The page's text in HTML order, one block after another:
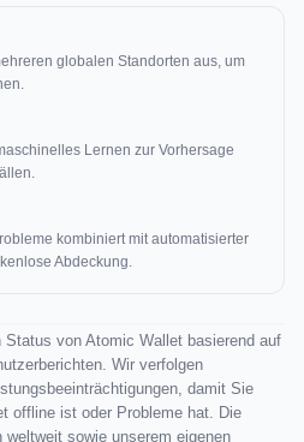
globalen Standorten aus, um
Lernen zur Vorhersage
kombiniert mit automatisierter
Abdeckung.
von Atomic Wallet basierend auf
Wir verfolgen
damit Sie
offline ist oder Probleme hat. Die
sowie unserem eigenen